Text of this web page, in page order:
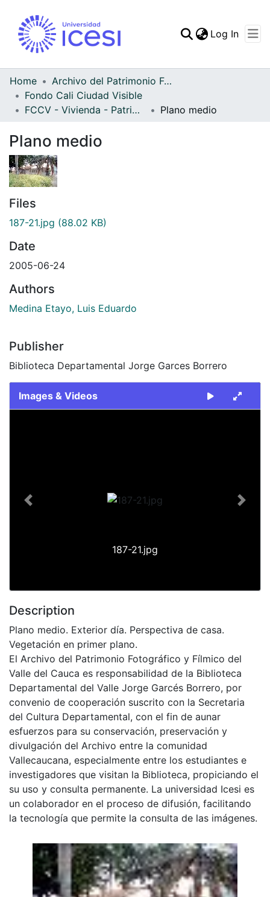
Log In
Home
Archivo del Patrimonio Fotográfico y Fílmico del Valle del Cauca
Fondo Cali Ciudad Visible
FCCV - Vivienda - Patrimonial
Plano medio
Plano medio
Files
187-21.jpg (88.02 KB)
Date
2005-06-24
Authors
Medina Etayo, Luis Eduardo
Publisher
Biblioteca Departamental Jorge Garces Borrero
Images & Videos
187-21.jpg
Previous Next
Description
Plano medio. Exterior día. Perspectiva de casa.
Vegetación en primer plano.
El Archivo del Patrimonio Fotográfico y Fílmico del
Valle del Cauca es responsabilidad de la Biblioteca
Departamental del Valle Jorge Garcés Borrero, por
convenio de cooperación suscrito con la Secretaria
del Cultura Departamental, con el fin de aunar
esfuerzos para su conservación, preservación y
divulgación del Archivo entre la comunidad
Vallecaucana, especialmente entre los estudiantes e
investigadores que visitan la Biblioteca, propiciando el
su uso y consulta permanente. La universidad Icesi es
un colaborador en el proceso de difusión, facilitando
la tecnología que permite la consulta de las imágenes.